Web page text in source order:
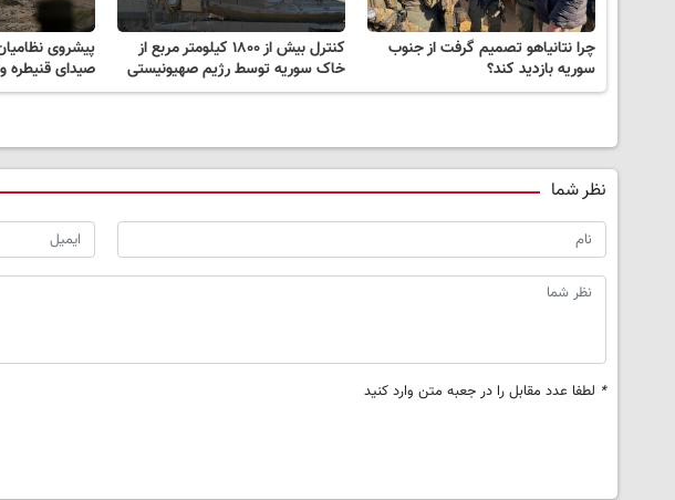
چرا نتانیاهو تصمیم گرفت از جنوب
سوریه بازدید کند؟
کنترل بیش از ۱۸۰۰ کیلومتر مربع از
خاک سوریه توسط رژیم صهیونیستی
پیشروی
صیدای قنیطره
نظر شما
* لطفا عدد مقابل را در جعبه متن وارد کنید